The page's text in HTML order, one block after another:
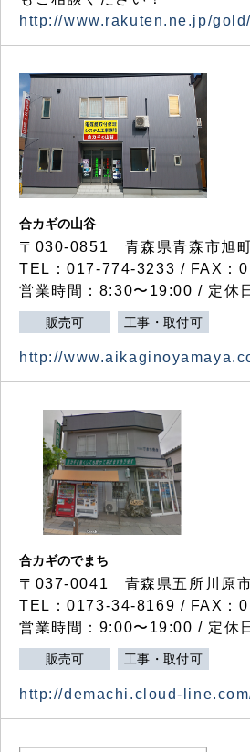
http://www.rakuten.ne.jp/
合カギの山谷
〒030-0851 青森県青森市旭
TEL：017-774-3233 / FAX：
営業時間：8:30〜19:00 / 定休
販売可 工事・取付可
http://
合カギのでまち
〒037-0041 青森県五所川原
TEL：0173-34-8169 / FAX：
営業時間：9:00〜19:00 / 定休
販売可 工事・取付可
http://demachi.cloud-